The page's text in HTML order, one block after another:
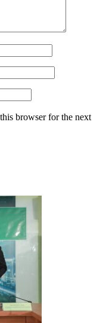
browser for the next